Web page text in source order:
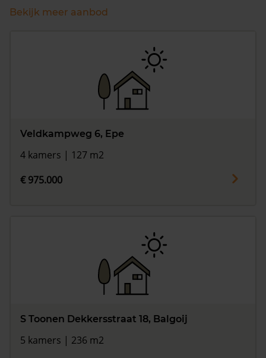
Bekijk meer aanbod
Veldkampweg 6, Epe
4 kamers | 127 m2
€ 975.000
S Toonen Dekkersstraat 18, Balgoij
5 kamers | 236 m2